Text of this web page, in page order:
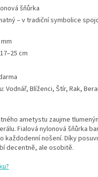
šňůrka
– v tradiční symbolice
cm
Vodnář, Blíženci, Štír, Rak,
ametystu zaujme
Fialová nylonová šňůrka
každodenní nošení. Díky
decentně, ale osobitě.